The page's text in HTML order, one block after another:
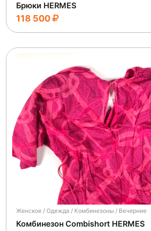
Брюки HERMES
118 500
Женское / Одежда / Комбинезоны / Вечерние
Комбинезон Combishort HERMES